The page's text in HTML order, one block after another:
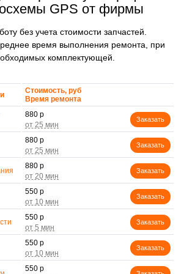
GPS от фирмы
без учета стоимости запчастей.
время выполнения ремонта, при
комплектующей.
Стоимость, руб
Время ремонта
880 р
Заказать
880 р
Заказать
880 р
Заказать
550 р
Заказать
550 р
Заказать
550 р
Заказать
550 р